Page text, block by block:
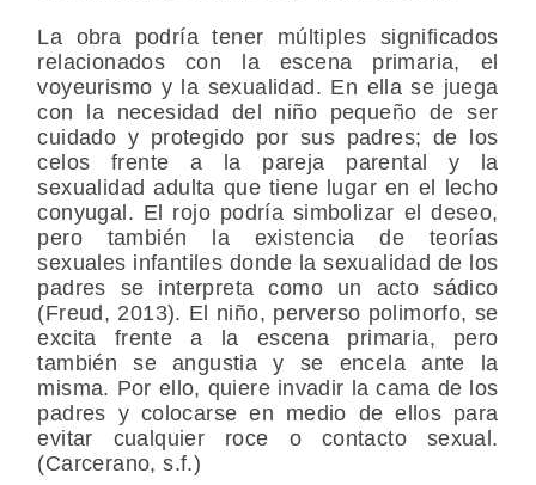
La obra podría tener múltiples significados
relacionados con la escena primaria, el
voyeurismo y la sexualidad. En ella se juega
con la necesidad del niño pequeño de ser
cuidado y protegido por sus padres; de los
celos frente a la pareja parental y la
sexualidad adulta que tiene lugar en el lecho
conyugal. El rojo podría simbolizar el deseo,
pero también la existencia de teorías
sexuales infantiles donde la sexualidad de los
padres se interpreta como un acto sádico
(Freud, 2013). El niño, perverso polimorfo, se
excita frente a la escena primaria, pero
también se angustia y se encela ante la
misma. Por ello, quiere invadir la cama de los
padres y colocarse en medio de ellos para
evitar cualquier roce o contacto sexual.
(Carcerano, s.f.)